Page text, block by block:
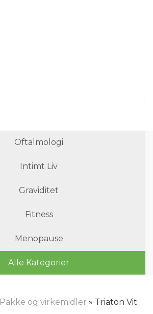
Oftalmologi
Intimt Liv
Graviditet
Fitness
Menopause
Alle Kategorier
Pakke og virkemidler » Triaton Vit